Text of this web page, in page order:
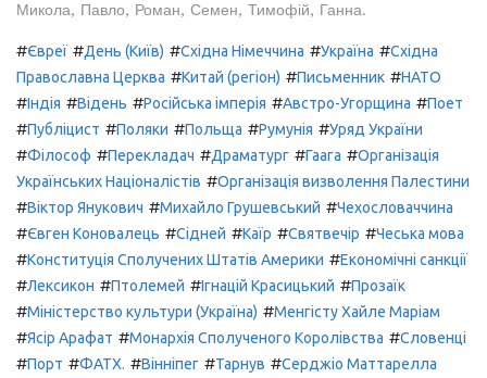
Микола, Павло, Роман, Семен, Тимофій, Ганна.
#Євреї #День (Київ) #Східна Німеччина #Україна #Східна
Православна Церква #Китай (регіон) #Письменник #НАТО
#Індія #Відень #Російська імперія #Австро-Угорщина #Поет
#Публіцист #Поляки #Польща #Румунія #Уряд України
#Філософ #Перекладач #Драматург #Гаага #Організація
Українських Націоналістів #Організація визволення Палестини
#Віктор Янукович #Михайло Грушевський #Чехословаччина
#Євген Коновалець #Сідней #Каїр #Святвечір #Чеська мова
#Конституція Сполучених Штатів Америки #Економічні санкції
#Лексикон #Птолемей #Ігнацій Красицький #Прозаїк
#Міністерство культури (Україна) #Менгісту Хайле Маріам
#Ясір Арафат #Монархія Сполученого Королівства #Словенці
#Порт #ФАТХ. #Вінніпег #Тарнув #Серджіо Маттарелла